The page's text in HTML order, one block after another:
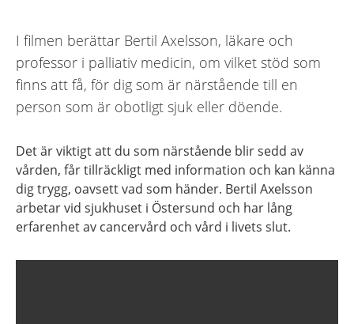
I filmen berättar Bertil Axelsson, läkare och
professor i palliativ medicin, om vilket stöd som
finns att få, för dig som är närstående till en
person som är obotligt sjuk eller döende.
Det är viktigt att du som närstående blir sedd av
vården, får tillräckligt med information och kan känna
dig trygg, oavsett vad som händer. Bertil Axelsson
arbetar vid sjukhuset i Östersund och har lång
erfarenhet av cancervård och vård i livets slut.